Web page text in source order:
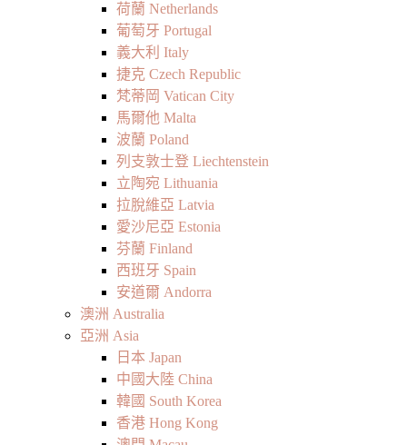
荷蘭 Netherlands
葡萄牙 Portugal
義大利 Italy
捷克 Czech Republic
梵蒂岡 Vatican City
馬爾他 Malta
波蘭 Poland
列支敦士登 Liechtenstein
立陶宛 Lithuania
拉脫維亞 Latvia
愛沙尼亞 Estonia
芬蘭 Finland
西班牙 Spain
安道爾 Andorra
澳洲 Australia
亞洲 Asia
日本 Japan
中國大陸 China
韓國 South Korea
香港 Hong Kong